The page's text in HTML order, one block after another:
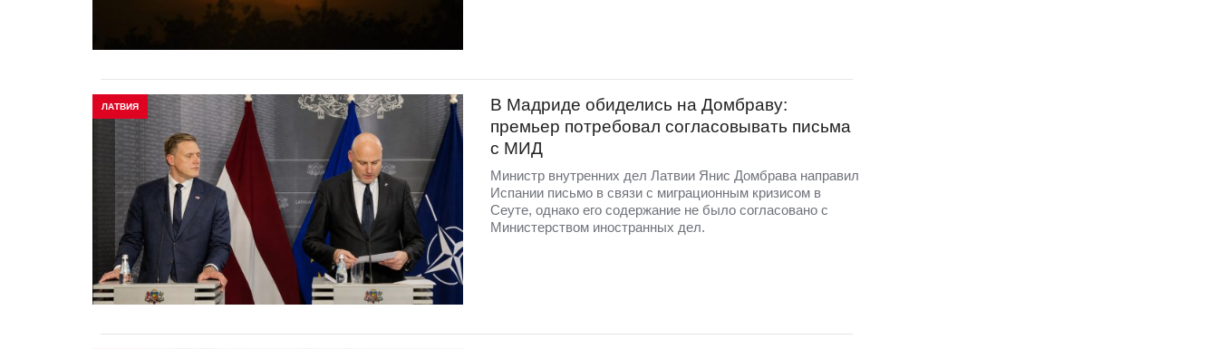
ЛАТВИЯ
В Мадриде обиделись на Домбраву:
премьер потребовал согласовывать письма
с МИД
Министр внутренних дел Латвии Янис Домбрава направил
Испании письмо в связи с миграционным кризисом в
Сеуте, однако его содержание не было согласовано с
Министерством иностранных дел.